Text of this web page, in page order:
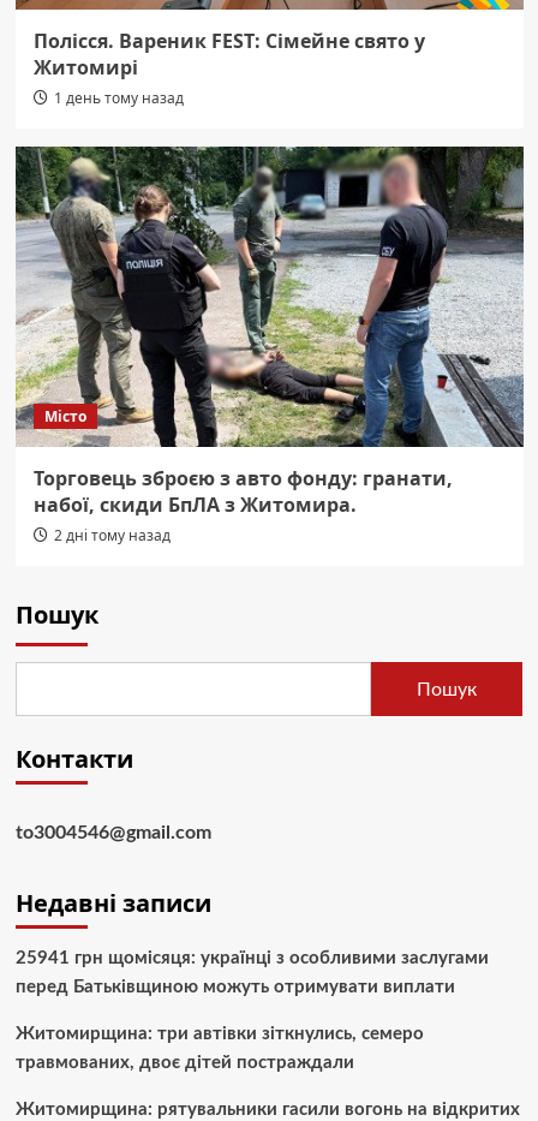
Полісся. Вареник FEST: Сімейне свято у
Житомирі
1 день тому назад
Місто
Торговець зброєю з авто фонду: гранати,
набої, скиди БпЛА з Житомира.
2 дні тому назад
Пошук
Пошук
Контакти
to3004546@gmail.com
Недавні записи
25941 грн щомісяця: українці з особливими заслугами
перед Батьківщиною можуть отримувати виплати
Житомирщина: три автівки зіткнулись, семеро
травмованих, двоє дітей постраждали
Житомирщина: рятувальники гасили вогонь на відкритих